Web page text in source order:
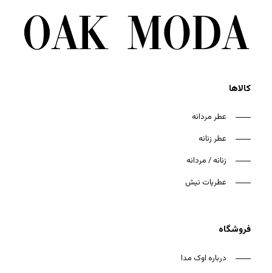
هیچ محصولی در سبد خرید نیست.
کالاها
عطر مردانه
عطر زنانه
زنانه / مردانه
عطریات نیش
فروشگاه
درباره اوک مدا